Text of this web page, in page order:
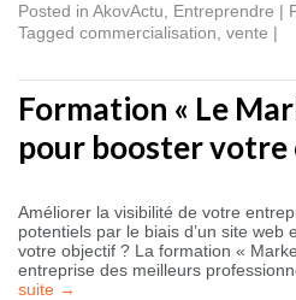
Posted in AkovActu Entreprendre |
Tagged commercialisation vente |
Formation « Le
pour booster votre
Améliorer la visibilité de votre
potentiels par le biais d’un site web
votre objectif ? La formation «
entreprise des meilleurs
suite →